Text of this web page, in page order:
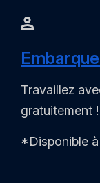
Travaillez
gratuitement !
*Disponible